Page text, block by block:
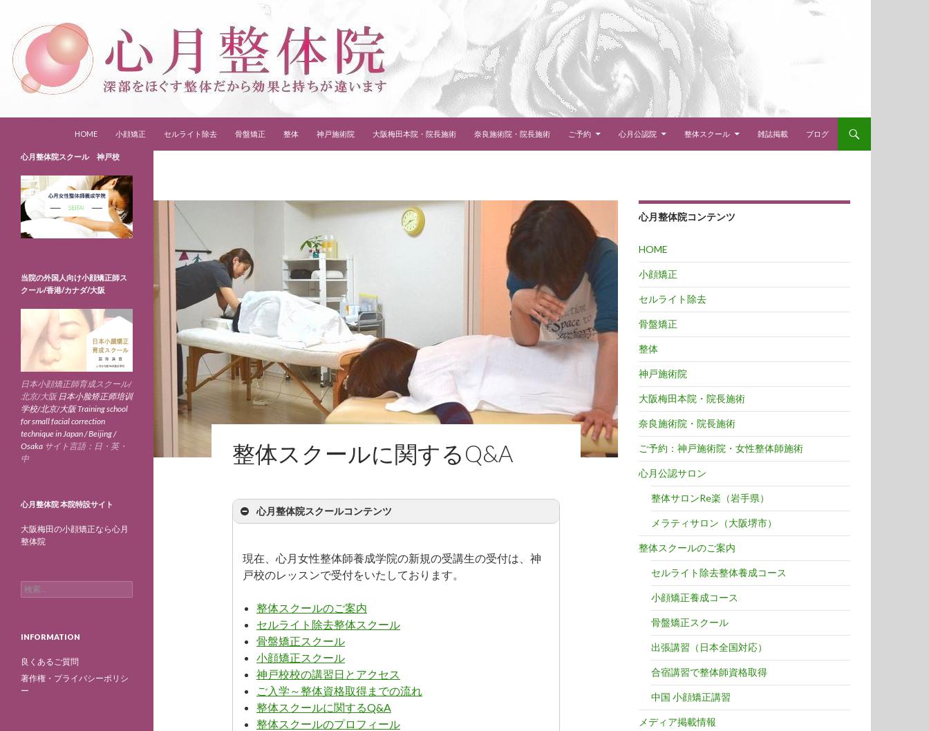
女性専門整体スクール 大阪 心月整体院
HOME
小顔矯正 セルライト除去 骨盤矯正 整体 神戸施術院 大阪梅田本院・院長施術 奈良施術院・院長施術 ご予約 心月公認院 整体スクール 雑誌掲載 ブログ
整体スクールに関するQ&A
心月整体院スクールコンテンツ
現在、心月女性整体師養成学院の新規の受講生の受付は、神
戸校のレッスンで受付をいたしております。
整体スクールのご案内
セルライト除去整体スクール
骨盤矯正スクール
小顔矯正スクール
神戸校校の講習日とアクセス
ご入学～整体資格取得までの流れ
整体スクールに関するQ&A
整体スクールのプロフィール
心月整体院コンテンツ
HOME
小顔矯正
セルライト除去
骨盤矯正
整体
神戸施術院
大阪梅田本院・院長施術
奈良施術院・院長施術
ご予約：神戸施術院・女性整体師施術
心月公認サロン
整体サロンRe楽（岩手県）
メラティサロン（大阪堺市）
整体スクールのご案内
セルライト除去整体養成コース
小顔矯正養成コース
骨盤矯正スクール
出張講習（日本全国対応）
合宿講習で整体師資格取得
中国 小顔矯正講習
メディア掲載情報
心月整体院スクール 神戸校
当院の外国人向け小顔矯正師ス
クール/香港/カナダ/大阪
日本小顔矯正師育成スクール/
北京/大阪 日本小脸矫正师培训
学校/北京/大阪Training school
for small facial correction
technique in Japan / Beijing /
Osaka サイト言語：日・英・
中
心月整体院 本院特設サイト
大阪梅田の小顔矯正なら心月
整体院
検
索:
INFORMATION
良くあるご質問
著作権・プライバシーポリシ
ー